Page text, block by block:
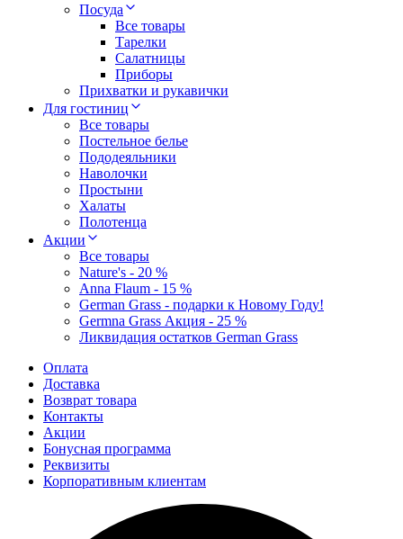
Посуда
Все товары
Тарелки
Салатницы
Приборы
Прихватки и рукавички
Для гостиниц
Все товары
Постельное белье
Пододеяльники
Наволочки
Простыни
Халаты
Полотенца
Акции
Все товары
Nature's - 20 %
Anna Flaum - 15 %
German Grass - подарки к Новому Году!
Germna Grass Акция - 25 %
Ликвидация остатков German Grass
Оплата
Доставка
Возврат товара
Контакты
Акции
Бонусная программа
Реквизиты
Корпоративным клиентам